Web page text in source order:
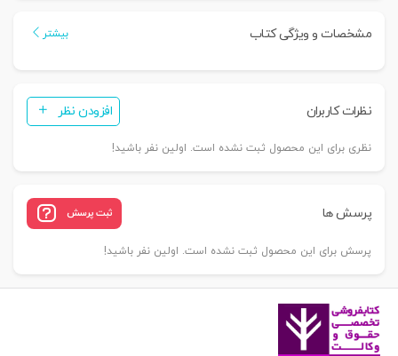
غیر
قوه
عدد
مشخصات و ویژگی کتاب بیشتر
نظرات کاربران افزودن نظر
نظری برای این محصول ثبت نشده است. اولین نفر باشید!
پرسش ها ثبت پرسش
پرسش برای این محصول ثبت نشده است. اولین نفر باشید!